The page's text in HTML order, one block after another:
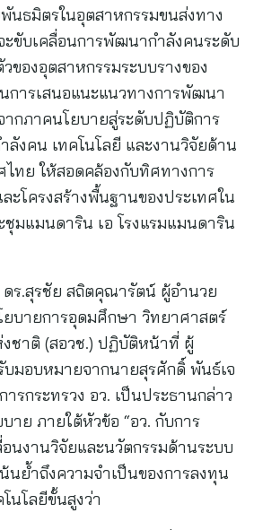
นธมิตรในอุตสาหกรรมขนส่งทาง
ขับเคลื่อนการพัฒนากำลังคนระดับ
ของอุตสาหกรรมระบบรางของ
การเสนอแนะแนวทางการพัฒนา
ากภาคนโยบายสู่ระดับปฏิบัติการ
งคน เทคโนโลยี และงานวิจัยด้าน
ไทย ให้สอดคล้องกับทิศทางการ
โครงสร้างพื้นฐานของประเทศใน
มแมนดาริน เอ โรงแรมแมนดาริน
ดร.สุรชัย สถิตคุณารัตน์ ผู้อำนวย
บายการอุดมศึกษา วิทยาศาสตร์
ชาติ (สอวช.) ปฏิบัติหน้าที่ ผู้
บมอบหมายจากนายสุรศักดิ์ พันธ์เจ
รกระทรวง อว. เป็นประธานกล่าว
าย ภายใต้หัวข้อ “อว. กับการ
นงานวิจัยและนวัตกรรมด้านระบบ
นย้ำถึงความจำเป็นของการลงทุน
นโลยีขั้นสูงว่า